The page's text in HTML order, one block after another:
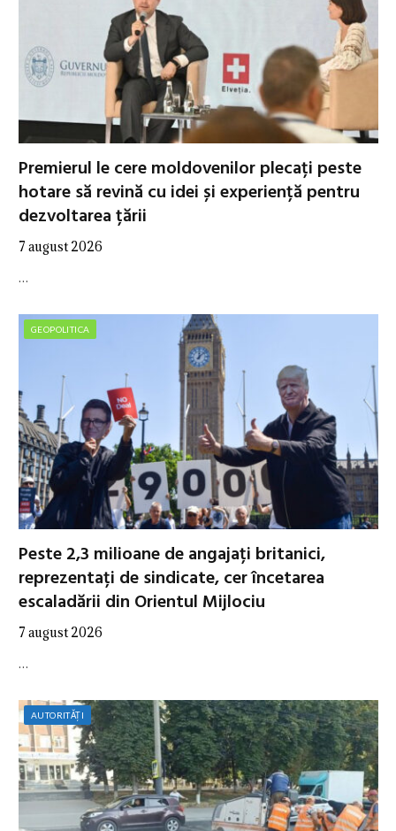
Premierul le cere moldovenilor plecați peste
hotare să revină cu idei și experiență pentru
dezvoltarea țării
7 august 2026
…
GEOPOLITICA
Peste 2,3 milioane de angajați britanici,
reprezentați de sindicate, cer încetarea
escaladării din Orientul Mijlociu
7 august 2026
…
AUTORITĂȚI